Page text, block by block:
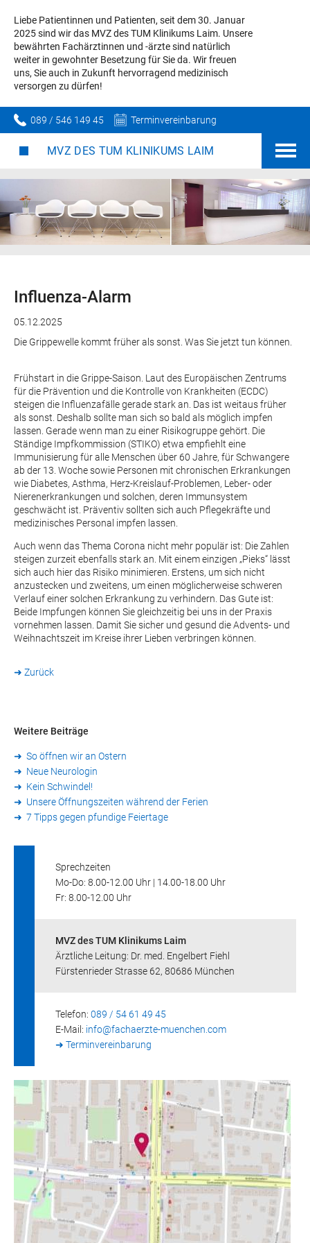
Liebe Patientinnen und Patienten, seit dem 30. Januar
2025 sind wir das MVZ des TUM Klinikums Laim. Unsere
bewährten Fachärztinnen und -ärzte sind natürlich
weiter in gewohnter Besetzung für Sie da. Wir freuen
uns, Sie auch in Zukunft hervorragend medizinisch
versorgen zu dürfen!
089 / 546 149 45 Terminvereinbarung
MVZ DES TUM KLINIKUMS LAIM
Influenza-Alarm
05.12.2025
Die Grippewelle kommt früher als sonst. Was Sie jetzt tun können.
Frühstart in die Grippe-Saison. Laut des Europäischen Zentrums
für die Prävention und die Kontrolle von Krankheiten (ECDC)
steigen die Influenzafälle gerade stark an. Das ist weitaus früher
als sonst. Deshalb sollte man sich so bald als möglich impfen
lassen. Gerade wenn man zu einer Risikogruppe gehört. Die
Ständige Impfkommission (STIKO) etwa empfiehlt eine
Immunisierung für alle Menschen über 60 Jahre, für Schwangere
ab der 13. Woche sowie Personen mit chronischen Erkrankungen
wie Diabetes, Asthma, Herz-Kreislauf-Problemen, Leber- oder
Nierenerkrankungen und solchen, deren Immunsystem
geschwächt ist. Präventiv sollten sich auch Pflegekräfte und
medizinisches Personal impfen lassen.
Auch wenn das Thema Corona nicht mehr populär ist: Die Zahlen
steigen zurzeit ebenfalls stark an. Mit einem einzigen „Pieks“ lässt
sich auch hier das Risiko minimieren. Erstens, um sich nicht
anzustecken und zweitens, um einen möglicherweise schweren
Verlauf einer solchen Erkrankung zu verhindern. Das Gute ist:
Beide Impfungen können Sie gleichzeitig bei uns in der Praxis
vornehmen lassen. Damit Sie sicher und gesund die Advents- und
Weihnachtszeit im Kreise ihrer Lieben verbringen können.
➜ Zurück
Weitere Beiträge
So öffnen wir an Ostern
Neue Neurologin
Kein Schwindel!
Unsere Öffnungszeiten während der Ferien
7 Tipps gegen pfundige Feiertage
Sprechzeiten
Mo-Do: 8.00-12.00 Uhr | 14.00-18.00 Uhr
Fr: 8.00-12.00 Uhr
MVZ des TUM Klinikums Laim
Ärztliche Leitung: Dr. med. Engelbert Fiehl
Fürstenrieder Strasse 62, 80686 München
Telefon: 089 / 54 61 49 45
E-Mail: info@fachaerzte-muenchen.com
➜ Terminvereinbarung